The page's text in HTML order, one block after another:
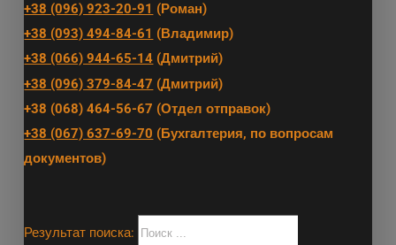
+38 (096) 923-20-91 (Роман)
+38 (093) 494-84-61 (Владимир)
+38 (066) 944-65-14 (Дмитрий)
+38 (096) 379-84-47 (Дмитрий)
+38 (068) 464-56-67 (Отдел отправок)
+38 (067) 637-69-70 (Бухгалтерия, по вопросам
документов)
Результат поиска: